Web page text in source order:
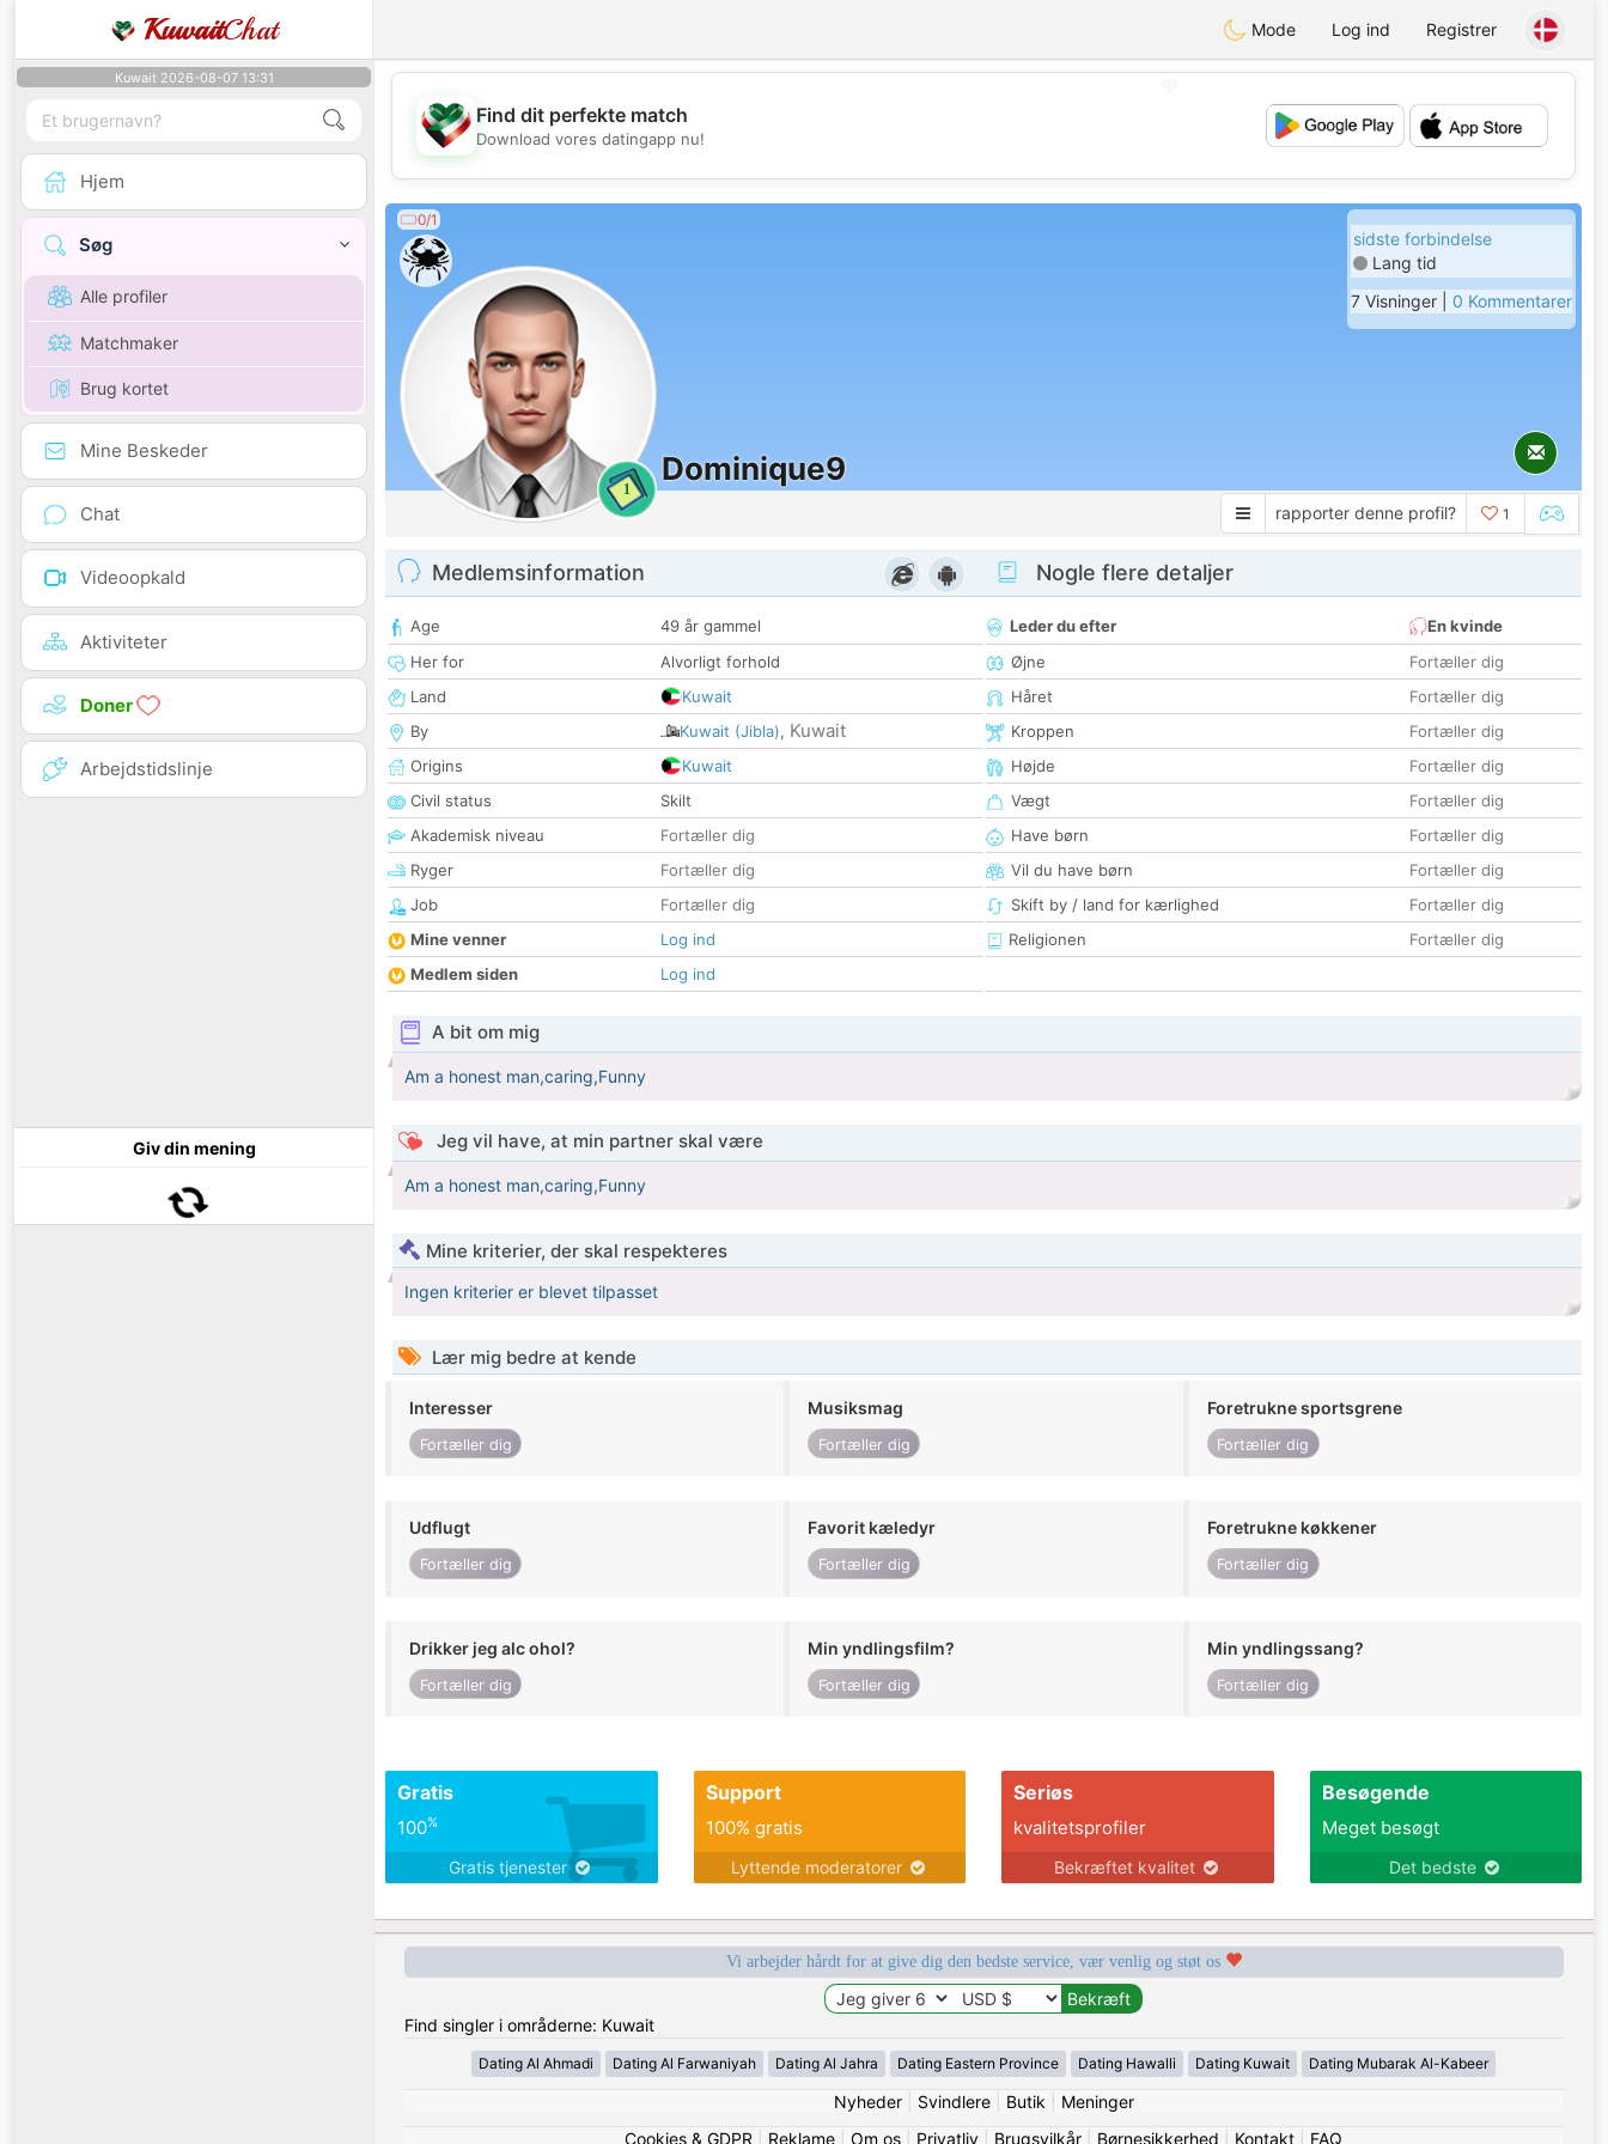
KuwaitChat Mode Log ind Registrer
Kuwait 2026-08-07 13:31
Hjem
Søg
Alle profiler
Matchmaker
Brug kortet
Mine Beskeder
Chat
Videoopkald
Aktiviteter
Doner
Arbejdstidslinje
Giv din mening
💖
💕
Find dit perfekte match
Download vores datingapp nu!
0/1
1
Dominique9
sidste forbindelse
Lang tid
7 Visninger | 0 Kommentarer
rapporter denne profil? 1
Medlemsinformation
Age
49 år gammel
Her for
Alvorligt forhold
Land
Kuwait
By
Kuwait (Jibla), Kuwait
Origins
Kuwait
Civil status
Skilt
Akademisk niveau
Fortæller dig
Ryger
Fortæller dig
Job
Fortæller dig
Mine venner
Log ind
Medlem siden
Log ind
Nogle flere detaljer
Leder du efter
En kvinde
Øjne
Fortæller dig
Håret
Fortæller dig
Kroppen
Fortæller dig
Højde
Fortæller dig
Vægt
Fortæller dig
Have børn
Fortæller dig
Vil du have børn
Fortæller dig
Skift by / land for kærlighed
Fortæller dig
Religionen
Fortæller dig
A bit om mig
Am a honest man,caring,Funny
Jeg vil have, at min partner skal være
Am a honest man,caring,Funny
Mine kriterier, der skal respekteres
Ingen kriterier er blevet tilpasset
Lær mig bedre at kende
Interesser
Fortæller dig
Musiksmag
Fortæller dig
Foretrukne sportsgrene
Fortæller dig
Udflugt
Fortæller dig
Favorit kæledyr
Fortæller dig
Foretrukne køkkener
Fortæller dig
Drikker jeg alc ohol?
Fortæller dig
Min yndlingsfilm?
Fortæller dig
Min yndlingssang?
Fortæller dig
Gratis
100%
Gratis tjenester
Support
100% gratis
Lyttende moderatorer
Seriøs
kvalitetsprofiler
Bekræftet kvalitet
Besøgende
Meget besøgt
Det bedste
Vi arbejder hårdt for at give dig den bedste service, vær venlig og støt os
Find singler i områderne: Kuwait
Dating Al Ahmadi Dating Al Farwaniyah Dating Al Jahra Dating Eastern Province Dating Hawalli Dating Kuwait Dating Mubarak Al-Kabeer
Nyheder| Svindlere| Butik
Meninger
Cookies & GDPR
Reklame Om os Privatliv Brugsvilkår Børnesikkerhed Kontakt FAQ